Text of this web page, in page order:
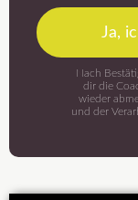
Ja,
Nach
dir die
wieder
und der